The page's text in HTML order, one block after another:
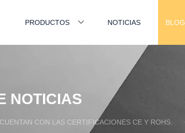
PRODUCTOS NOTICIAS BLOG
NOTICIAS
CON LAS CERTIFICACIONES CE Y ROHS.